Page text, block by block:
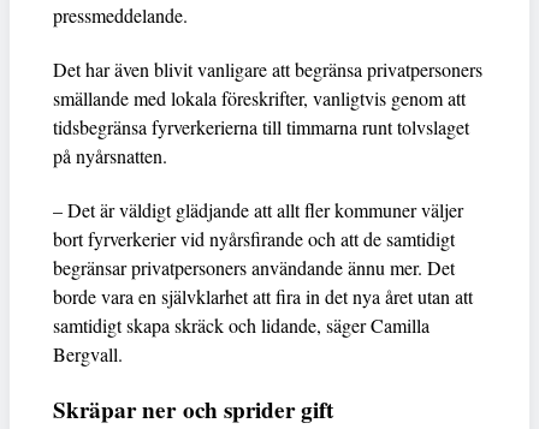
pressmeddelande.
Det har även blivit vanligare att begränsa privatpersoners
smällande med lokala föreskrifter, vanligtvis genom att
tidsbegränsa fyrverkerierna till timmarna runt tolvslaget
på nyårsnatten.
– Det är väldigt glädjande att allt fler kommuner väljer
bort fyrverkerier vid nyårsfirande och att de samtidigt
begränsar privatpersoners användande ännu mer. Det
borde vara en självklarhet att fira in det nya året utan att
samtidigt skapa skräck och lidande, säger Camilla
Bergvall.
Skräpar ner och sprider gift